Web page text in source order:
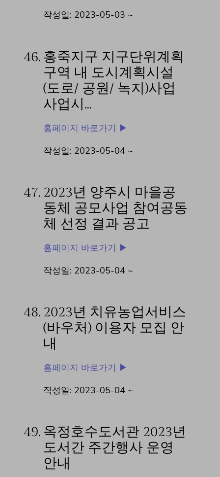
작성일: 2023-05-03 ~
46. 홍죽지구 지구단위계획
구역 내 도시계획시설
(도로/ 공원/ 녹지)사업
사업시…
홈페이지 바로가기 ▶
작성일: 2023-05-04 ~
47. 2023년 양주시 마을공
동체 공모사업 참여공동
체 선정 결과 공고
홈페이지 바로가기 ▶
작성일: 2023-05-04 ~
48. 2023년 치유농업서비스
(바우처) 이용자 모집 안
내
홈페이지 바로가기 ▶
작성일: 2023-05-04 ~
49. 옥정호수도서관 2023년
도서간 주간행사 운영
안내